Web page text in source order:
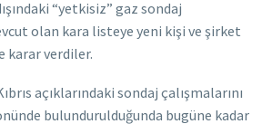
“yetkisiz” gaz sondaj
olan kara listeye yeni kişi ve şirket
karar verdiler.
açıklarındaki sondaj çalışmalarını
bulundurulduğunda bugüne kadar